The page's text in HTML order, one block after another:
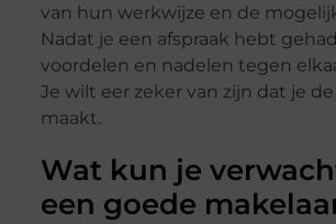
van hun werkwijze en de
Nadat je een afspraak hebt
voordelen en nadelen tegen
Je wilt eer zeker van zijn dat je
maakt.
Wat kun je
een goede